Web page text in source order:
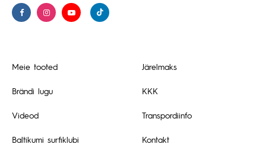
Meie tooted
Brändi lugu
Videod
Baltikumi surfiklubi
Järelmaks
KKK
Transpordiinfo
Kontakt